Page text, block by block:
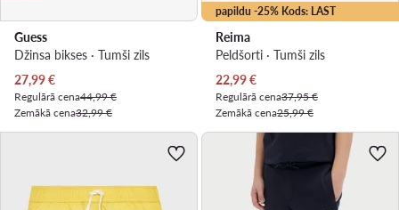
Guess
Džinsa bikses · Tumši zils
Pašreizējā cena
27,99€
Regulārā cena44,99 €
Zemākā cena32,99 €
papildu -25% Kods: LAST
Reima
Peldšorti · Tumši zils
Pašreizējā cena
22,99€
Regulārā cena37,95 €
Zemākā cena25,99 €